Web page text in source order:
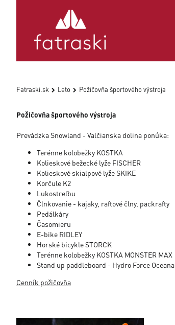
Fatraski.sk Leto Požičovňa športového výstroja
Požičovňa športového výstroja
Prevádzka Snowland - Valčianska dolina ponúka:
Terénne kolobežky KOSTKA
Kolieskové bežecké lyže FISCHER
Kolieskové skialpové lyže SKIKE
Korčule K2
Lukostreľbu
Člnkovanie - kajaky, raftové člny, packrafty
Pedálkáry
Časomieru
E-bike RIDLEY
Horské bicykle STORCK
Terénne kolobežky KOSTKA MONSTER MAX
Stand up paddleboard - Hydro Force Oceana
Cenník požičovňa